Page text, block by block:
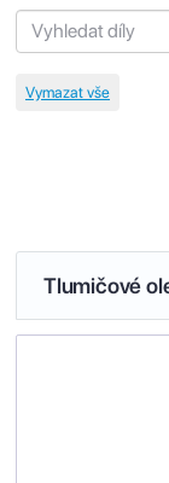
Tlumičové